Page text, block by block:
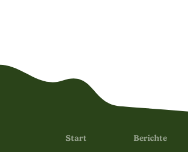
Start Berichte